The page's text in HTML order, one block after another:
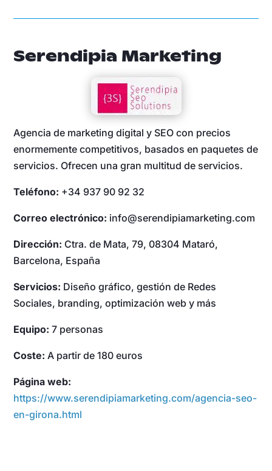
Serendipia Marketing
Agencia de marketing digital y SEO con precios
enormemente competitivos, basados en paquetes de
servicios. Ofrecen una gran multitud de servicios.
Teléfono: +34 937 90 92 32
Correo electrónico: info@serendipiamarketing.com
Dirección: Ctra. de Mata, 79, 08304 Mataró,
Barcelona, España
Servicios: Diseño gráfico, gestión de Redes
Sociales, branding, optimización web y más
Equipo: 7 personas
Coste: A partir de 180 euros
Página web:
https://www.serendipiamarketing.com/agencia-seo-
en-girona.html